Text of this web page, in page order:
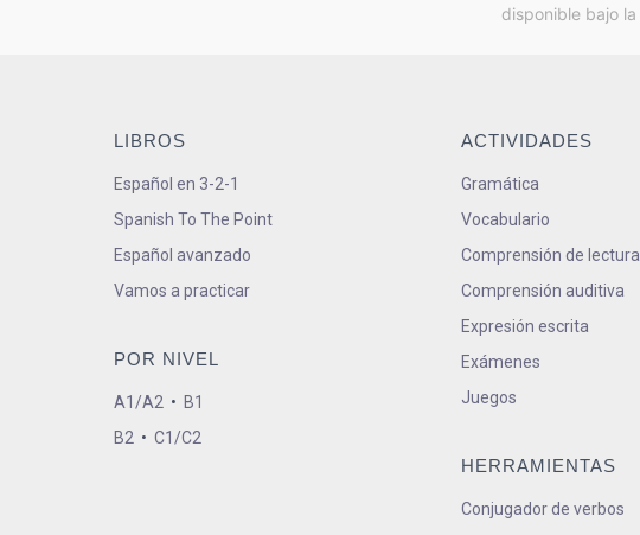
disponible bajo la
LIBROS
Español en 3-2-1
Spanish To The Point
Español avanzado
Vamos a practicar
POR NIVEL
A1/A2 • B1
B2 • C1/C2
ACTIVIDADES
Gramática
Vocabulario
Comprensión de lectura
Comprensión auditiva
Expresión escrita
Exámenes
Juegos
HERRAMIENTAS
Conjugador de verbos